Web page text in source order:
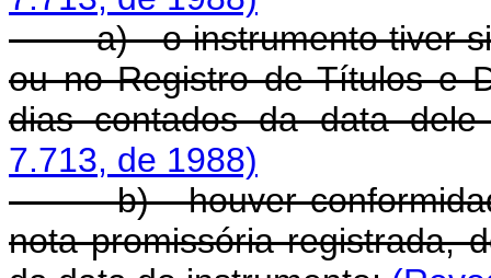
a) - o instrumento tiver
ou no Registro de Títulos e
dias contados da data
7.713, de 1988)
b) - houver conformidade
nota promissória registrada,